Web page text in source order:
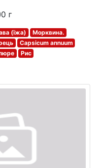
г
(їжа)
Морквина.
Capsicum annuum
Рис